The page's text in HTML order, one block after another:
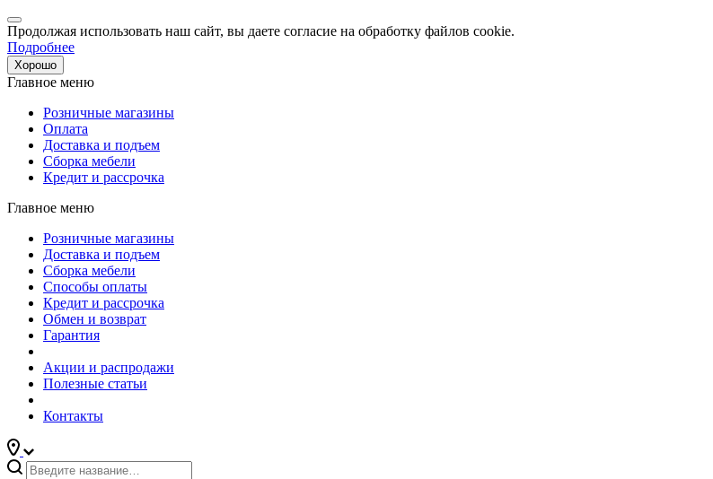
Продолжая использовать наш сайт, вы даете согласие на обработку файлов cookie.
Подробнее
Хорошо
Главное меню
Розничные магазины
Оплата
Доставка и подъем
Сборка мебели
Кредит и рассрочка
Главное меню
Розничные магазины
Доставка и подъем
Сборка мебели
Способы оплаты
Кредит и рассрочка
Обмен и возврат
Гарантия
Акции и распродажи
Полезные статьи
Контакты